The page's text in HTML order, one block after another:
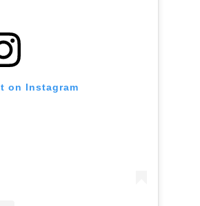
on Instagram